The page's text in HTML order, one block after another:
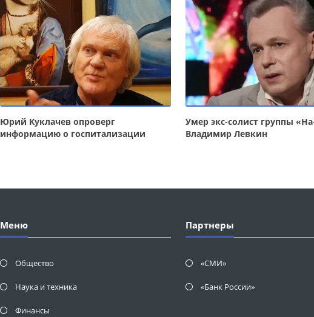
Юрий Куклачев опроверг
информацию о госпитализации
Умер экс-солист группы
Владимир Левкин
Меню
Общество
Наука и техника
Финансы
Партнеры
«СМИ»
«Банк России»